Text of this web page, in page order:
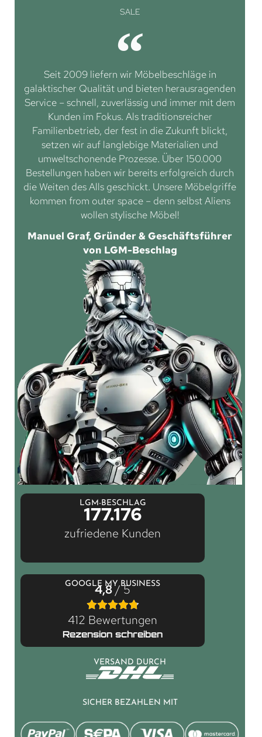
SALE
Seit 2009 liefern wir Möbelbeschläge in
galaktischer Qualität und bieten herausragenden
Service – schnell, zuverlässig und immer mit dem
Kunden im Fokus. Als traditionsreicher
Familienbetrieb, der fest in die Zukunft blickt,
setzen wir auf langlebige Materialien und
umweltschonende Prozesse. Über 150.000
Bestellungen haben wir bereits erfolgreich durch
die Weiten des Alls geschickt. Unsere Möbelgriffe
kommen from outer space – denn selbst Aliens
wollen stylische Möbel!
Manuel Graf, Gründer & Geschäftsführer
von LGM-Beschlag
LGM-BESCHLAG
177.176
zufriedene Kunden
GOOGLE MY BUSINESS
4,8/ 5
412 Bewertungen
Rezension schreiben
VERSAND DURCH
SICHER BEZAHLEN MIT